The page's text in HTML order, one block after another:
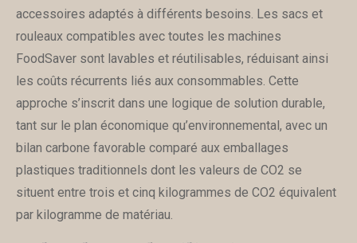
accessoires adaptés à différents besoins. Les sacs et
rouleaux compatibles avec toutes les machines
FoodSaver sont lavables et réutilisables, réduisant ainsi
les coûts récurrents liés aux consommables. Cette
approche s’inscrit dans une logique de solution durable,
tant sur le plan économique qu’environnemental, avec un
bilan carbone favorable comparé aux emballages
plastiques traditionnels dont les valeurs de CO2 se
situent entre trois et cinq kilogrammes de CO2 équivalent
par kilogramme de matériau.